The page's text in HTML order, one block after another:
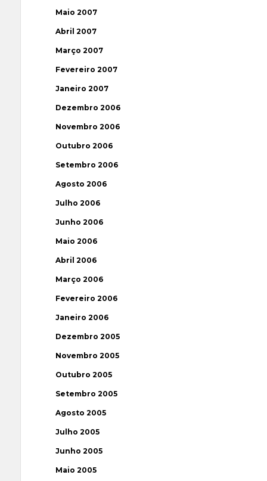
Maio 2007
Abril 2007
Março 2007
Fevereiro 2007
Janeiro 2007
Dezembro 2006
Novembro 2006
Outubro 2006
Setembro 2006
Agosto 2006
Julho 2006
Junho 2006
Maio 2006
Abril 2006
Março 2006
Fevereiro 2006
Janeiro 2006
Dezembro 2005
Novembro 2005
Outubro 2005
Setembro 2005
Agosto 2005
Julho 2005
Junho 2005
Maio 2005